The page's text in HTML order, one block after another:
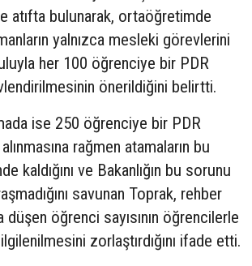
atıfta bulunarak, ortaöğretimde
yalnızca mesleki görevlerini
her 100 öğrenciye bir PDR
önerildiğini belirtti.
ise 250 öğrenciye bir PDR
rağmen atamaların bu
kaldığını ve Bakanlığın bu sorunu
savunan Toprak, rehber
düşen öğrenci sayısının öğrencilerle
zorlaştırdığını ifade etti.